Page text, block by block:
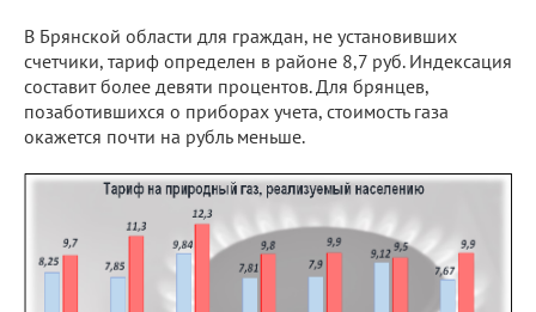
В Брянской области для граждан, не установивших
счетчики, тариф определен в районе 8,7 руб. Индексация
составит более девяти процентов. Для брянцев,
позаботившихся о приборах учета, стоимость газа
окажется почти на рубль меньше.